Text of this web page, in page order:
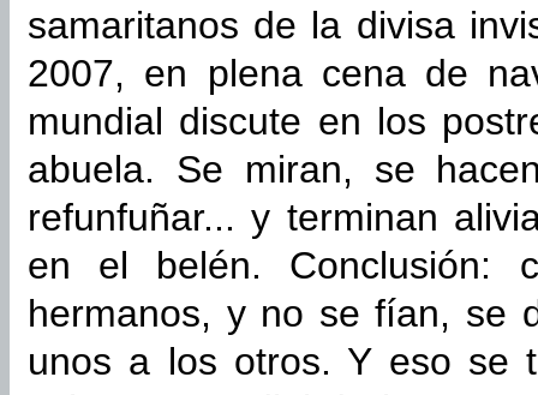
samaritanos de la divisa
2007, en plena cena de
mundial discute en los
abuela. Se miran, se
refunfuñar... y terminan
en el belén. Conclusión:
hermanos, y no se fían, se
unos a los otros. Y eso se